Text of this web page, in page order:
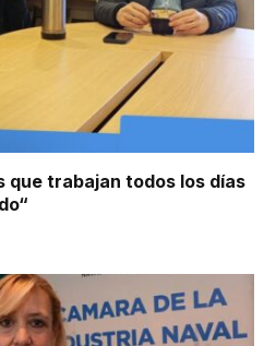
que trabajan todos los días